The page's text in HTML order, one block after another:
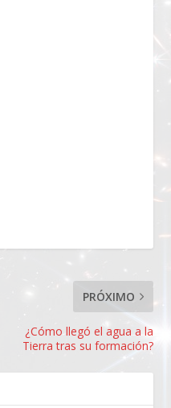
PRÓXIMO
¿Cómo llegó el agua a la
Tierra tras su formación?